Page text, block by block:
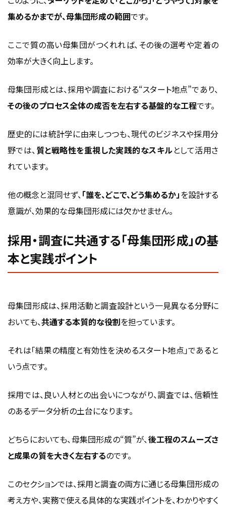
集めるかまでが、母集団形成の範囲です。
ここで質の高い母集団がつくれれば、その後の選考や定着の
効率が大きく向上します。
母集団形成とは、採用や調査における“スタート地点”であり、
その後のプロセス全体の成否を左右する基盤的な工程です。
歴史的には統計学に由来しつつも、現代のビジネスや採用分
野では、質と戦略性を重視した実践的なスキルとして活用さ
れています。
他の概念と混同せず、「誰を、どこで、どう集めるか」を設計する
意識が、効果的な母集団形成には欠かせません。
採用・調査に共通する「母集団形成」の基
本と実践ポイント
母集団形成は、採用活動と調査設計という一見異なる分野に
おいても、共通する本質的な役割を担っています。
それは「結果の精度と有効性を決めるスタート地点」であると
いう点です。
採用では、良い人材との出会いにつながり、調査では、信頼性
のあるデータ分析の土台になります。
どちらにおいても、母集団形成の“質”が、後工程のスムーズさ
と成果の質を大きく左右するのです。
このセクションでは、採用と調査の両方に通じる母集団形成の
考え方や、実務で使える具体的な実践ポイントを、わかりやすく